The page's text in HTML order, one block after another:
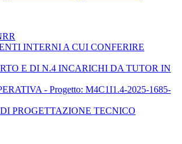
INTERNI A CUI CONFERIRE
E DI N.4 INCARICHI DA TUTOR IN
- Progetto: M4C1I1.4-2025-1685-
PROGETTAZIONE TECNICO